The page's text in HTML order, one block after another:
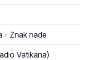
- Znak nade
Vatikana)